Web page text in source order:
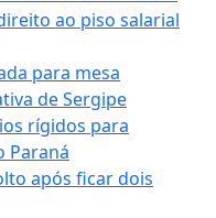
ao piso salarial
para mesa
de Sergipe
rígidos para
Paraná
após ficar dois